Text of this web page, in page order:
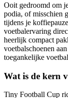
Ooit gedroomd om
podia, of misschien
tijdens je
voetbalervaring
heerlijk compact
voetbalschoenen
toegankelijke
Wat is de kern
Tiny Football Cup